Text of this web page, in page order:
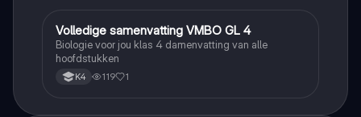
Biologie
Volledige samenvatting VMBO GL 4
Biologie voor jou klas 4 damenvatting van alle
hoofdstukken
K4 119 1